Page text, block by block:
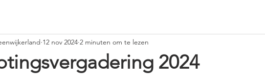
2024
12 nov 2024 2 minuten om te lezen